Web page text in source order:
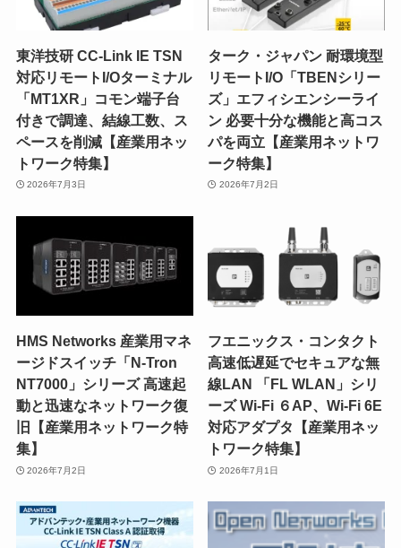
東洋技研 CC-Link IE TSN
対応リモートI/Oターミナル
「MT1XR」コモン端子台
付きで調達、結線工数、ス
ペースを削減【産業用ネッ
トワーク特集】
2026年7月3日
ターク・ジャパン 耐環境型
リモートI/O「TBENシリー
ズ」エフィシエンシーライ
ン 必要十分な機能と高コス
パを両立【産業用ネットワ
ーク特集】
2026年7月2日
HMS Networks 産業用マネ
ージドスイッチ「N-Tron
NT7000」シリーズ 高速起
動と迅速なネットワーク復
旧【産業用ネットワーク特
集】
2026年7月2日
フエニックス・コンタクト
高速低遅延でセキュアな無
線LAN 「FL WLAN」シリ
ーズ Wi-Fi ６AP、Wi-Fi 6E
対応アダプタ【産業用ネッ
トワーク特集】
2026年7月1日